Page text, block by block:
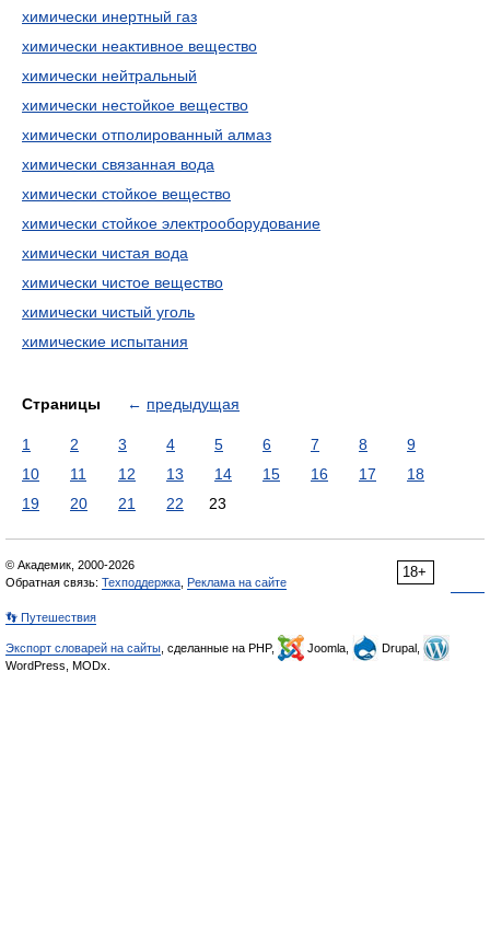
химически инертный газ
химически неактивное вещество
химически нейтральный
химически нестойкое вещество
химически отполированный алмаз
химически связанная вода
химически стойкое вещество
химически стойкое электрооборудование
химически чистая вода
химически чистое вещество
химически чистый уголь
химические испытания
Страницы ← предыдущая
1 2 3 4 5 6 7 8
9
10
11 12 13 14 15 16 17
18
19
20 21 22 23
18+
© Академик, 2000-2026
Обратная связь: Техподдержка Реклама на сайте
👣 Путешествия
Экспорт словарей на сайты , сделанные на PHP, Joomla,
Drupal,
WordPress, MODx.